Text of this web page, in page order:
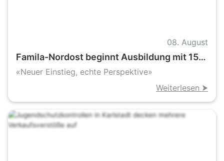
08. August
Famila-Nordost beginnt Ausbildung mit 150
Nachwuchskräften und setzt auf attraktive
«Neuer Einstieg, echte Perspektive»
Weiterlesen ⮞